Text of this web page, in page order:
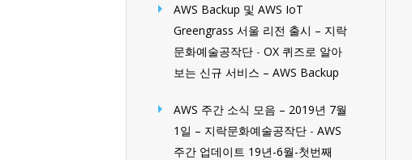
AWS Backup 및 AWS IoT
Greengrass 서울 리전 출시 – 지락
문화예술공작단 - OX 퀴즈로 알아
보는 신규 서비스 – AWS Backup
AWS 주간 소식 모음 – 2019년 7월
1일 – 지락문화예술공작단 - AWS
주간 업데이트 19년-6월-첫번째